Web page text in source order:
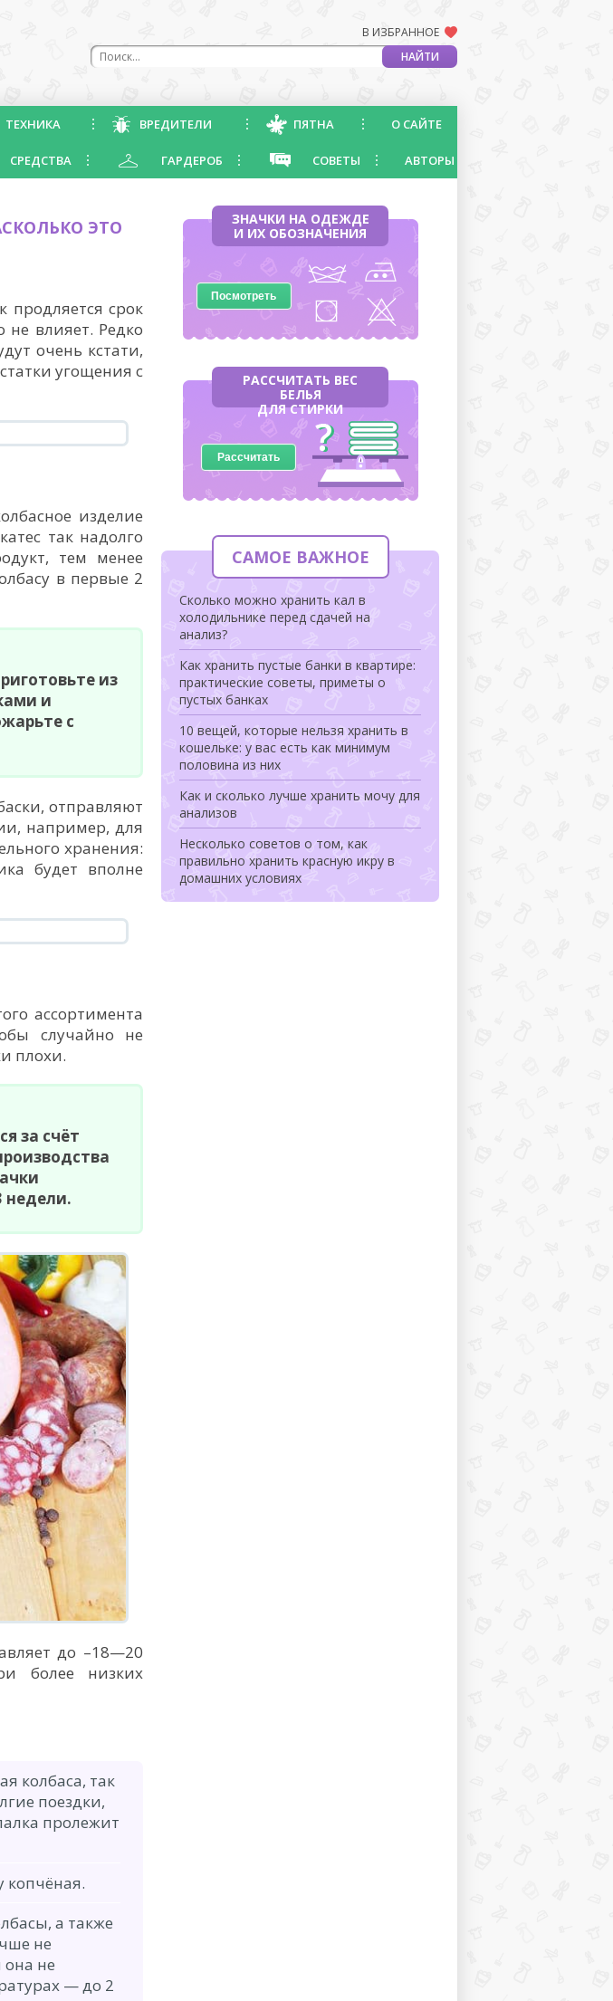
В ИЗБРАННОЕ
ТЕХНИКА ВРЕДИТЕЛИ ПЯТНА О САЙТЕ
СРЕДСТВА ГАРДЕРОБ СОВЕТЫ АВТОРЫ
ЭТО
продляется срок
не влияет. Редко
очень кстати,
угощения с
изделие
так надолго
тем менее
в первые 2
из
и
с
отправляют
например, для
хранения:
будет вполне
ассортимента
случайно не
плохи.
за счёт
недели.
до –18—20
более низких
колбаса, так
поездки,
пролежит
копчёная.
а также
не
не
— до 2
ЗНАЧКИ НА ОДЕЖДЕ
И ИХ ОБОЗНАЧЕНИЯ
Посмотреть
РАССЧИТАТЬ ВЕС
БЕЛЬЯ
ДЛЯ СТИРКИ
Рассчитать
САМОЕ ВАЖНОЕ
Сколько можно хранить кал в
холодильнике перед сдачей на
анализ?
Как хранить пустые банки в квартире:
практические советы, приметы о
пустых банках
10 вещей, которые нельзя хранить в
кошельке: у вас есть как минимум
половина из них
Как и сколько лучше хранить мочу для
анализов
Несколько советов о том, как
правильно хранить красную икру в
домашних условиях